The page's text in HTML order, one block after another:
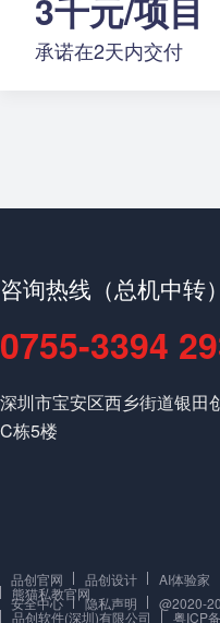
3千元/项目
承诺在2天内交付
咨询热线（总机中转）
0755-3394
深圳市宝安区西乡街道银田
C栋5楼
品创官网 品创设计 AI体验家
熊猫私教官网
安全中心 隐私声明 @2020-
品创软件(深圳)有限公司 粤ICP